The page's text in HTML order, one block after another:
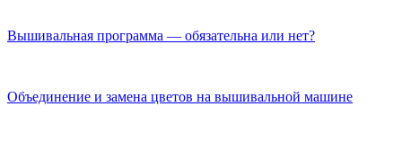
Вышивальная программа — обязательна или нет?
Объединение и замена цветов на вышивальной машине